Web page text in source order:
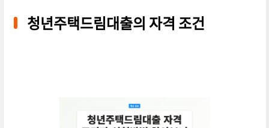
청년주택드림대출의 자격 조건